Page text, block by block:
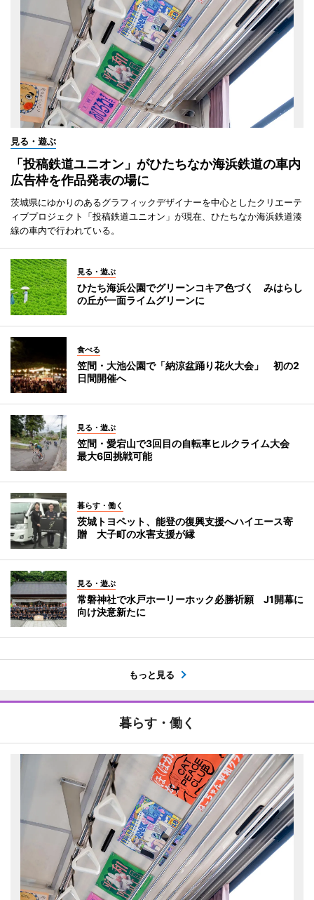
見る・遊ぶ
「投稿鉄道ユニオン」がひたちなか海浜鉄道の車内
広告枠を作品発表の場に
茨城県にゆかりのあるグラフィックデザイナーを中心としたクリエーテ
ィブプロジェクト「投稿鉄道ユニオン」が現在、ひたちなか海浜鉄道湊
線の車内で行われている。
見る・遊ぶ
ひたち海浜公園でグリーンコキア色づく みはらし
の丘が一面ライムグリーンに
食べる
笠間・大池公園で「納涼盆踊り花火大会」 初の2
日間開催へ
見る・遊ぶ
笠間・愛宕山で3回目の自転車ヒルクライム大会
最大6回挑戦可能
暮らす・働く
茨城トヨペット、能登の復興支援へハイエース寄
贈 大子町の水害支援が縁
見る・遊ぶ
常磐神社で水戸ホーリーホック必勝祈願 J1開幕に
向け決意新たに
もっと見る
暮らす・働く